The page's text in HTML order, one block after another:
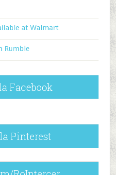
at Walmart
Rumble
Facebook
Pinterest